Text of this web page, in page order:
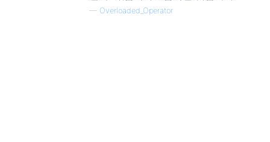
— Overloaded_Operator